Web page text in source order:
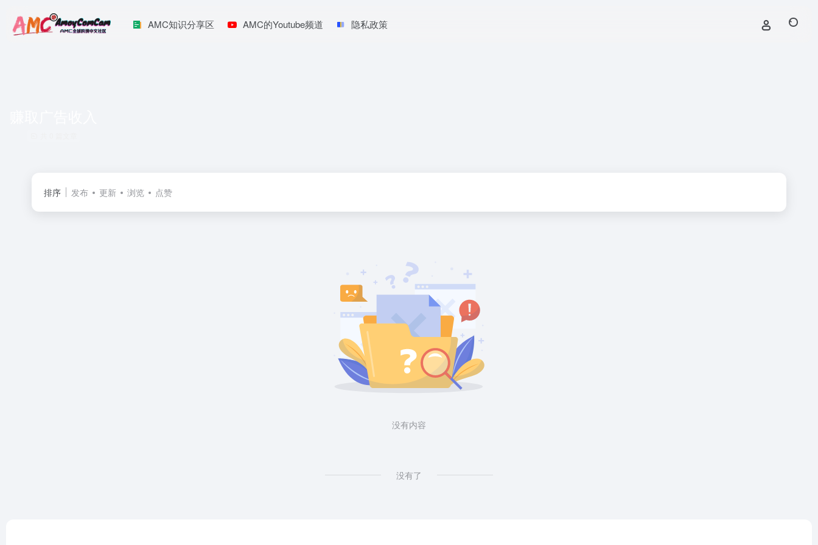
AMC知识分享区 AMC的Youtube频道 隐私政策
排序 发布 更新 浏览 点赞
没有内容
没有了